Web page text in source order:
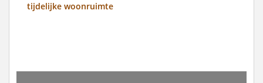
tijdelijke woonruimte